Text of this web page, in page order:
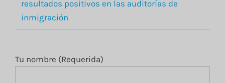
resultados positivos en las auditorías de
inmigración
Tu nombre (Requerida)